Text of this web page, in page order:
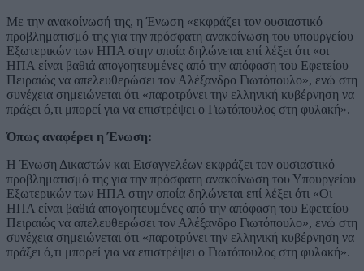
Με την ανακοίνωσή της, η Ένωση «εκφράζει τον ουσιαστικό
προβληματισμό της για την πρόσφατη ανακοίνωση του υπουργείου
Εξωτερικών των ΗΠΑ στην οποία δηλώνεται επί λέξει ότι «οι
ΗΠΑ είναι βαθιά απογοητευμένες από την απόφαση του Εφετείου
Πειραιώς να απελευθερώσει τον Αλέξανδρο Γιωτόπουλο», ενώ στη
συνέχεια σημειώνεται ότι «παροτρύνει την ελληνική κυβέρνηση να
πράξει ό,τι μπορεί για να επιστρέψει ο Γιωτόπουλος στη φυλακή».
Όπως αναφέρει η Ένωση:
Η Ένωση Δικαστών και Εισαγγελέων εκφράζει τον ουσιαστικό
προβληματισμό της για την πρόσφατη ανακοίνωση του Υπουργείου
Εξωτερικών των ΗΠΑ στην οποία δηλώνεται επί λέξει ότι «Οι
ΗΠΑ είναι βαθιά απογοητευμένες από την απόφαση του Εφετείου
Πειραιώς να απελευθερώσει τον Αλέξανδρο Γιωτόπουλο», ενώ στη
συνέχεια σημειώνεται ότι «παροτρύνει την ελληνική κυβέρνηση να
πράξει ό,τι μπορεί για να επιστρέψει ο Γιωτόπουλος στη φυλακή».